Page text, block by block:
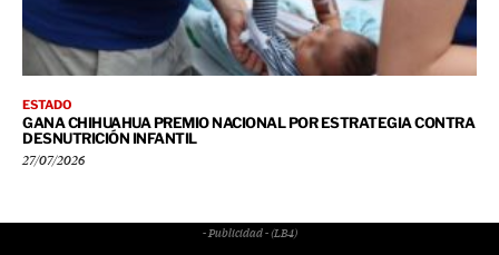
ESTADO
GANA CHIHUAHUA PREMIO NACIONAL POR ESTRATEGIA CONTRA
DESNUTRICIÓN INFANTIL
27/07/2026
- Publicidad - (LB4)